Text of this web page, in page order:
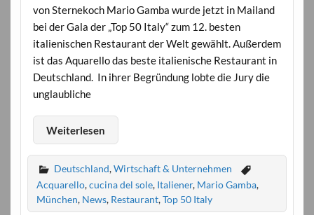
von Sternekoch Mario Gamba wurde jetzt in Mailand
bei der Gala der „Top 50 Italy“ zum 12. besten
italienischen Restaurant der Welt gewählt. Außerdem
ist das Aquarello das beste italienische Restaurant in
Deutschland. In ihrer Begründung lobte die Jury die
unglaubliche
Weiterlesen
Deutschland,Wirtschaft & Unternehmen
Acquarello,cucina del sole, Italiener, Mario Gamba,
München, News, Restaurant,Top 50 Italy